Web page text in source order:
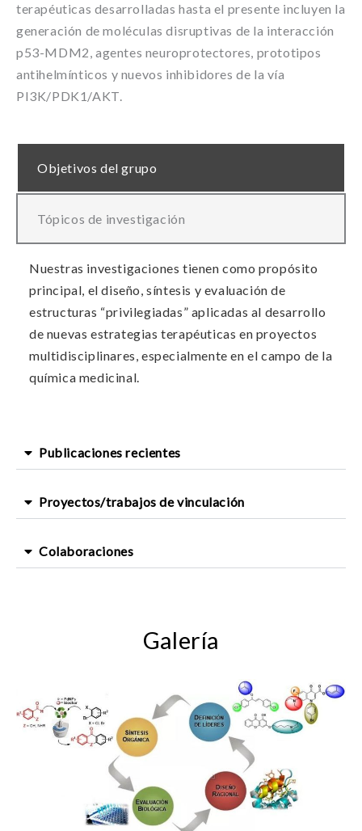
terapéuticas desarrolladas hasta el presente incluyen la
generación de moléculas disruptivas de la interacción
p53-MDM2, agentes neuroprotectores, prototipos
antihelmínticos y nuevos inhibidores de la vía
PI3K/PDK1/AKT.
Objetivos del grupo
Tópicos de investigación
Nuestras investigaciones tienen como propósito
principal, el diseño, síntesis y evaluación de
estructuras “privilegiadas” aplicadas al desarrollo
de nuevas estrategias terapéuticas en proyectos
multidisciplinares, especialmente en el campo de la
química medicinal.
Publicaciones recientes
Proyectos/trabajos de vinculación
Colaboraciones
Galería